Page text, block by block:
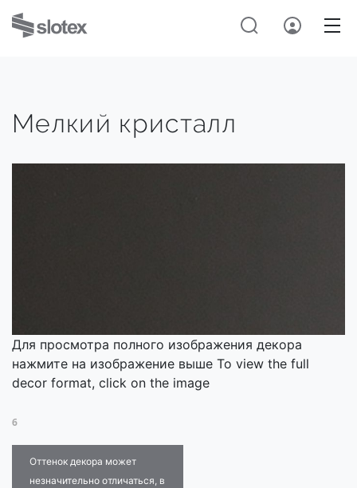
Мелкий кристалл
Для просмотра полного изображения декора
нажмите на изображение выше To view the full
decor format, click on the image
6
Оттенок декора может
незначительно отличаться, в